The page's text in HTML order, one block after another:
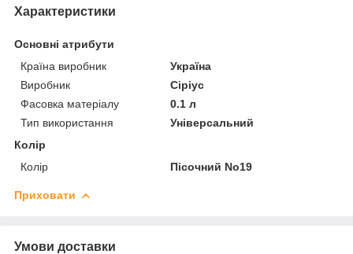
Характеристики
Основні атрибути
Країна виробник
Україна
Виробник
Сіріус
Фасовка матеріалу
0.1 л
Тип використання
Універсальний
Колір
Колір
Пісочний No19
Приховати
Умови доставки